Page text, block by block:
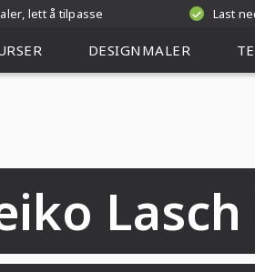
lett å tilpasse Last
DESIGNMALER
Lasch